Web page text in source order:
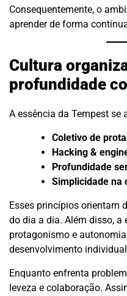
Consequentemente, o
aprender de forma
Cultura
profundidade
A essência da Tempest se
Coletivo de
Hacking &
Profundidade
Simplicidade na
Esses princípios orientam
do dia a dia. Além disso, a
protagonismo e
desenvolvimento
Enquanto enfrenta
leveza e colaboração.